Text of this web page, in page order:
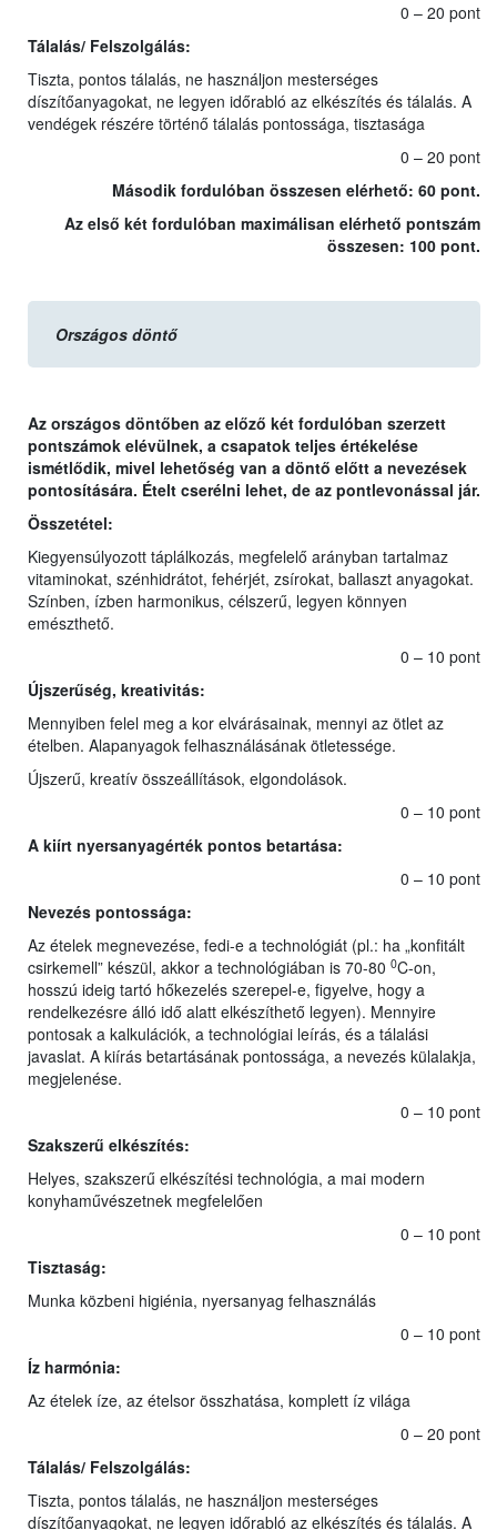
0 – 20 pont
Tálalás/ Felszolgálás:
Tiszta, pontos tálalás, ne használjon mesterséges
díszítőanyagokat, ne legyen időrabló az elkészítés és tálalás. A
vendégek részére történő tálalás pontossága, tisztasága
0 – 20 pont
Második fordulóban összesen elérhető: 60 pont.
Az első két fordulóban maximálisan elérhető pontszám
összesen: 100 pont.
Országos döntő
Az országos döntőben az előző két fordulóban szerzett
pontszámok elévülnek, a csapatok teljes értékelése
ismétlődik, mivel lehetőség van a döntő előtt a nevezések
pontosítására. Ételt cserélni lehet, de az pontlevonással jár.
Összetétel:
Kiegyensúlyozott táplálkozás, megfelelő arányban tartalmaz
vitaminokat, szénhidrátot, fehérjét, zsírokat, ballaszt anyagokat.
Színben, ízben harmonikus, célszerű, legyen könnyen
emészthető.
0 – 10 pont
Újszerűség, kreativitás:
Mennyiben felel meg a kor elvárásainak, mennyi az ötlet az
ételben. Alapanyagok felhasználásának ötletessége.
Újszerű, kreatív összeállítások, elgondolások.
0 – 10 pont
A kiírt nyersanyagérték pontos betartása:
0 – 10 pont
Nevezés pontossága:
Az ételek megnevezése, fedi-e a technológiát (pl.: ha „konfitált
csirkemell” készül, akkor a technológiában is 70-80 0C-on,
hosszú ideig tartó hőkezelés szerepel-e, figyelve, hogy a
rendelkezésre álló idő alatt elkészíthető legyen). Mennyire
pontosak a kalkulációk, a technológiai leírás, és a tálalási
javaslat. A kiírás betartásának pontossága, a nevezés külalakja,
megjelenése.
0 – 10 pont
Szakszerű elkészítés:
Helyes, szakszerű elkészítési technológia, a mai modern
konyhaművészetnek megfelelően
0 – 10 pont
Tisztaság:
Munka közbeni higiénia, nyersanyag felhasználás
0 – 10 pont
Íz harmónia:
Az ételek íze, az ételsor összhatása, komplett íz világa
0 – 20 pont
Tálalás/ Felszolgálás:
Tiszta, pontos tálalás, ne használjon mesterséges
díszítőanyagokat, ne legyen időrabló az elkészítés és tálalás. A